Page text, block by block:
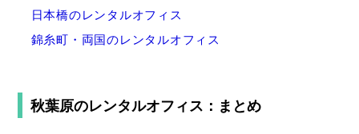
日本橋のレンタルオフィス
錦糸町・両国のレンタルオフィス
秋葉原のレンタルオフィス：まとめ